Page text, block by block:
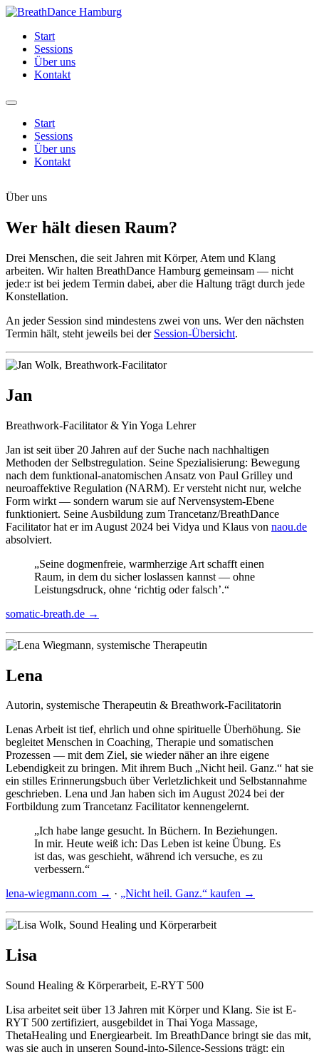
Zum
springenStart
Sessions
Über uns
Kontakt
Start
Sessions
Über uns
Kontakt
Über uns
Wer hält diesen Raum?
Drei Menschen, die seit Jahren mit Körper, Atem und Klang
arbeiten. Wir halten BreathDance Hamburg gemeinsam — nicht
jede:r ist bei jedem Termin dabei, aber die Haltung trägt durch jede
Konstellation.
An jeder Session sind mindestens zwei von uns. Wer den nächsten
Termin hält, steht jeweils bei der Session-Übersicht.
Jan
Breathwork-Facilitator & Yin Yoga Lehrer
Jan ist seit über 20 Jahren auf der Suche nach nachhaltigen
Methoden der Selbstregulation. Seine Spezialisierung: Bewegung
nach dem funktional-anatomischen Ansatz von Paul Grilley und
neuroaffektive Regulation (NARM). Er versteht nicht nur, welche
Form wirkt — sondern warum sie auf Nervensystem-Ebene
funktioniert. Seine Ausbildung zum Trancetanz/BreathDance
Facilitator hat er im August 2024 bei Vidya und Klaus von naou.de
absolviert.
„Seine dogmenfreie, warmherzige Art schafft einen
Raum, in dem du sicher loslassen kannst — ohne
Leistungsdruck, ohne ‘richtig oder falsch’.“
somatic-breath.de →
Lena
Autorin, systemische Therapeutin & Breathwork-Facilitatorin
Lenas Arbeit ist tief, ehrlich und ohne spirituelle Überhöhung. Sie
begleitet Menschen in Coaching, Therapie und somatischen
Prozessen — mit dem Ziel, sie wieder näher an ihre eigene
Lebendigkeit zu bringen. Mit ihrem Buch „Nicht heil. Ganz.“ hat sie
ein stilles Erinnerungsbuch über Verletzlichkeit und Selbstannahme
geschrieben. Lena und Jan haben sich im August 2024 bei der
Fortbildung zum Trancetanz Facilitator kennengelernt.
„Ich habe lange gesucht. In Büchern. In Beziehungen.
In mir. Heute weiß ich: Das Leben ist keine Übung. Es
ist das, was geschieht, während ich versuche, es zu
verbessern.“
lena-wiegmann.com → · „Nicht heil. Ganz.“ kaufen →
Lisa
Sound Healing & Körperarbeit, E-RYT 500
Lisa arbeitet seit über 13 Jahren mit Körper und Klang. Sie ist E-
RYT 500 zertifiziert, ausgebildet in Thai Yoga Massage,
ThetaHealing und Energiearbeit. Im BreathDance bringt sie das mit,
was sie auch in unseren Sound-into-Silence-Sessions trägt: ein